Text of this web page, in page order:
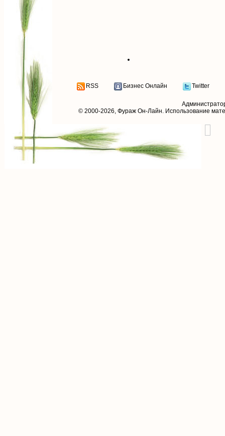
RSS Бизнес Онлайн Twitter
© 2000-2026, Фураж Он-Лайн. Использование